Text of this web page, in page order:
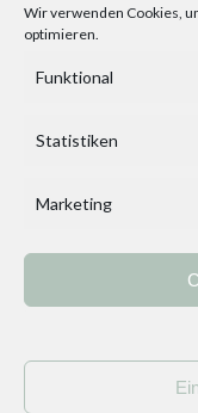
Wir verwenden Cookies,
optimieren.
Funktional
Statistiken
Marketing